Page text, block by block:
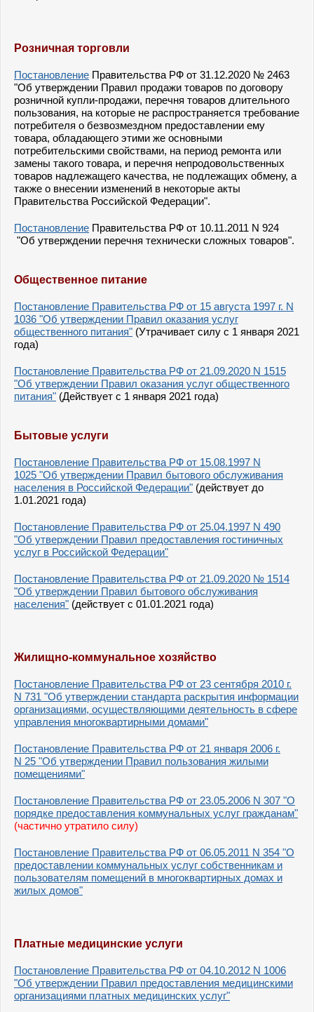
Розничная торговли
Постановление Правительства РФ от 31.12.2020 № 2463
"Об утверждении Правил продажи товаров по договору
розничной купли-продажи, перечня товаров длительного
пользования, на которые не распространяется требование
потребителя о безвозмездном предоставлении ему
товара, обладающего этими же основными
потребительскими свойствами, на период ремонта или
замены такого товара, и перечня непродовольственных
товаров надлежащего качества, не подлежащих обмену, а
также о внесении изменений в некоторые акты
Правительства Российской Федерации".
Постановление Правительства РФ от 10.11.2011 N 924
"Об утверждении перечня технически сложных товаров".
Общественное питание
Постановление Правительства РФ от 15 августа 1997 г. N
1036 "Об утверждении Правил оказания услуг
общественного питания" (Утрачивает силу с 1 января 2021
года)
Постановление Правительства РФ от 21.09.2020 N 1515
"Об утверждении Правил оказания услуг общественного
питания" (Действует с 1 января 2021 года)
Бытовые услуги
Постановление Правительства РФ от 15.08.1997 N
1025 "Об утверждении Правил бытового обслуживания
населения в Российской Федерации" (действует до
1.01.2021 года)
Постановление Правительства РФ от 25.04.1997 N 490
"Об утверждении Правил предоставления гостиничных
услуг в Российской Федерации"
Постановление Правительства РФ от 21.09.2020 № 1514
"Об утверждении Правил бытового обслуживания
населения" (действует с 01.01.2021 года)
Жилищно-коммунальное хозяйство
Постановление Правительства РФ от 23 сентября 2010 г.
N 731 "Об утверждении стандарта раскрытия информации
организациями, осуществляющими деятельность в сфере
управления многоквартирными домами"
Постановление Правительства РФ от 21 января 2006 г.
N 25 "Об утверждении Правил пользования жилыми
помещениями"
Постановление Правительства РФ от 23.05.2006 N 307 "О
порядке предоставления коммунальных услуг гражданам"
(частично утратило силу)
Постановление Правительства РФ от 06.05.2011 N 354 "О
предоставлении коммунальных услуг собственникам и
пользователям помещений в многоквартирных домах и
жилых домов"
Платные медицинские услуги
Постановление Правительства РФ от 04.10.2012 N 1006
"Об утверждении Правил предоставления медицинскими
организациями платных медицинских услуг"